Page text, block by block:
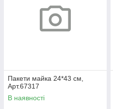
Пакети майка 24*43 см,
Арт.67317
В наявності